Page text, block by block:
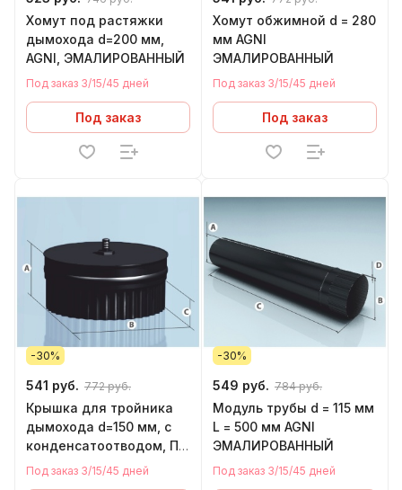
Хомут под растяжки
дымохода d=200 мм,
AGNI, ЭМАЛИРОВАННЫЙ
Под заказ 3/15/45 дней
Под заказ
Хомут обжимной d = 280
мм AGNI
ЭМАЛИРОВАННЫЙ
Под заказ 3/15/45 дней
Под заказ
-30%
541 руб. 772 руб.
Крышка для тройника
дымохода d=150 мм, с
конденсатоотводом, П,
AGNI, ЭМАЛИРОВАННАЯ
Под заказ 3/15/45 дней
-30%
549 руб. 784 руб.
Модуль трубы d = 115 мм
L = 500 мм AGNI
ЭМАЛИРОВАННЫЙ
Под заказ 3/15/45 дней